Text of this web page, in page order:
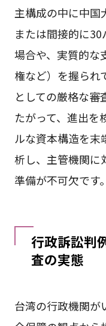
主構成の中に中国
または間接的に
場合や、実質的な
権など）を握られ
としての厳格な審
たがって、進出を
ルな資本構造を
析し、主管機関に
準備が不可欠です。
行政訴訟判
査の実態
台湾の行政機関が